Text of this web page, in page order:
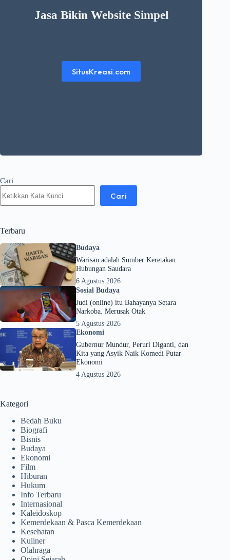
Jasa Bikin Website Simpel
SitusKreasi.com
Cari
Cari
Terbaru
Budaya
Warisan adalah Sumber Keretakan
Hubungan Saudara
6 Agustus 2026
Sosial Budaya
Judi (online) itu Bahayanya Setara
Narkoba. Merusak Otak
5 Agustus 2026
Ekonomi
Gubernur Mundur, Peruri Diganti, dan
Kita yang Asyik Naik Komedi Putar
Ekonomi
4 Agustus 2026
Kategori
Bedah Buku
Biografi
Bisnis
Budaya
Ekonomi
Film
Hiburan
Hukum
Info Terbaru
Internasional
Kaleidoskop
Kemerdekaan & Pasca Kemerdekaan
Kesehatan
Kuliner
Olahraga